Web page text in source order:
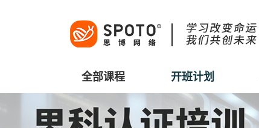
全部课程 开班计划